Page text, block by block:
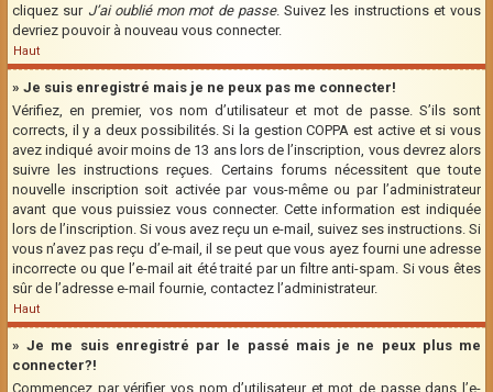
cliquez sur J’ai oublié mon mot de passe. Suivez les instructions et vous
devriez pouvoir à nouveau vous connecter.
Haut
» Je suis enregistré mais je ne peux pas me connecter!
Vérifiez, en premier, vos nom d’utilisateur et mot de passe. S’ils sont
corrects, il y a deux possibilités. Si la gestion COPPA est active et si vous
avez indiqué avoir moins de 13 ans lors de l’inscription, vous devrez alors
suivre les instructions reçues. Certains forums nécessitent que toute
nouvelle inscription soit activée par vous-même ou par l’administrateur
avant que vous puissiez vous connecter. Cette information est indiquée
lors de l’inscription. Si vous avez reçu un e-mail, suivez ses instructions. Si
vous n’avez pas reçu d’e-mail, il se peut que vous ayez fourni une adresse
incorrecte ou que l’e-mail ait été traité par un filtre anti-spam. Si vous êtes
sûr de l’adresse e-mail fournie, contactez l’administrateur.
Haut
» Je me suis enregistré par le passé mais je ne peux plus me
connecter?!
Commencez par vérifier vos nom d’utilisateur et mot de passe dans l’e-